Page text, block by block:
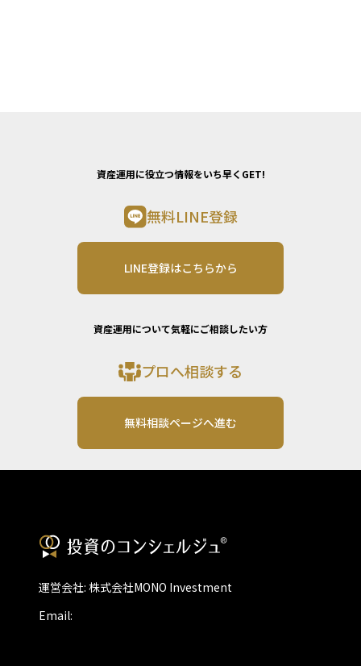
資産運用に役立つ情報をいち早くGET!
無料LINE登録
LINE登録はこちらから
資産運用について気軽にご相談したい方
プロへ相談する
無料相談ページへ進む
運営会社: 株式会社MONO Investment
Email: